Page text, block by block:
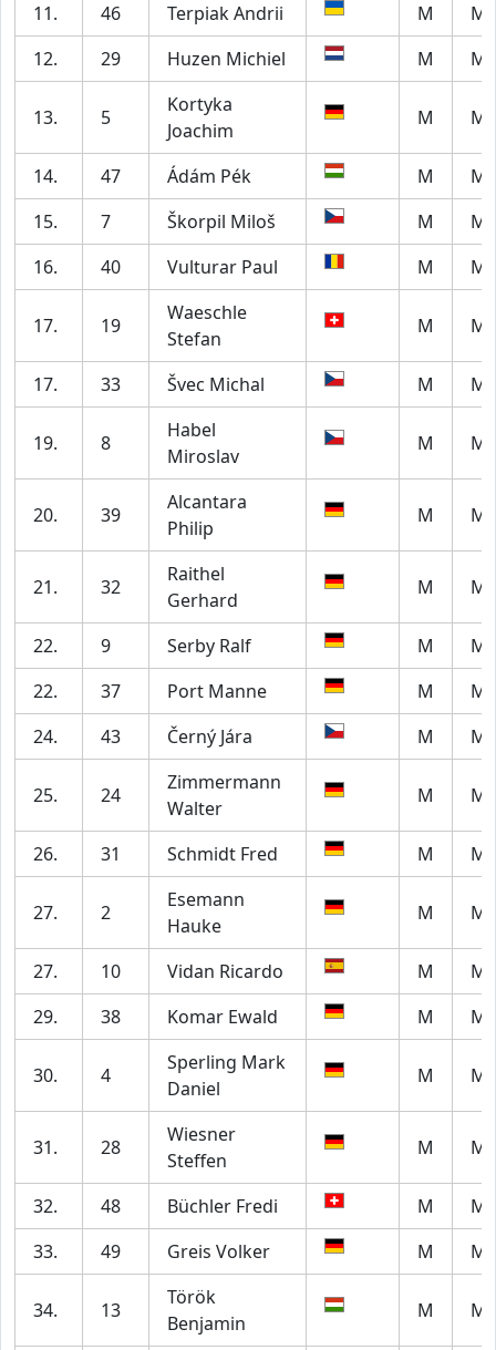
11. 46 Terpiak Andrii M
12.
29 Huzen Michiel M
13. 5
Kortyka
Joachim
M
14. 47 Ádám Pék M
15.
7 Škorpil Miloš M
16.
40 Vulturar Paul M
17. 19
Waeschle
Stefan
M
17. 33 Švec Michal M
19. 8
Habel
Miroslav
M
20. 39
Alcantara
Philip
M
21. 32
Raithel
Gerhard
M
22. 9 Serby Ralf M
22.
37 Port Manne M
24.
43 Černý Jára M
25. 24
Zimmermann
Walter
M
26. 31 Schmidt Fred M
27. 2
Esemann
Hauke
M
27. 10 Vidan Ricardo M
29.
38 Komar Ewald M
30. 4
Sperling Mark
Daniel
M
31. 28
Wiesner
Steffen
M
32. 48 Büchler Fredi M
33.
49 Greis Volker M
34. 13
Török
Benjamin
M